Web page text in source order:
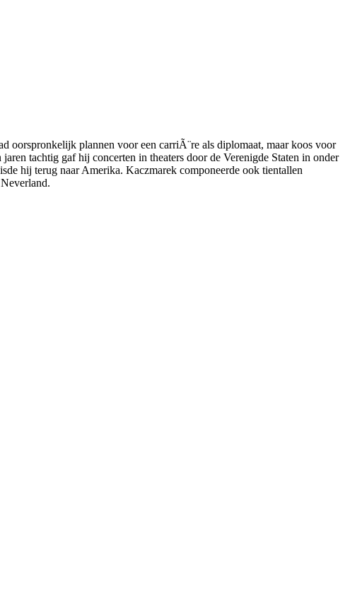
oorspronkelijk plannen voor een carriÃ¨re als diplomaat, maar koos voor
tachtig gaf hij concerten in theaters door de Verenigde Staten in onder
hij terug naar Amerika. Kaczmarek componeerde ook tientallen